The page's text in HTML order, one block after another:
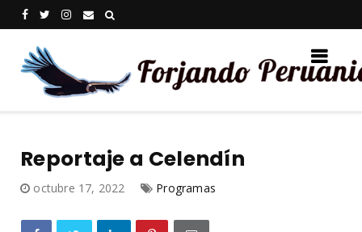
Reportaje a Celendín
octubre 17, 2022 Programas